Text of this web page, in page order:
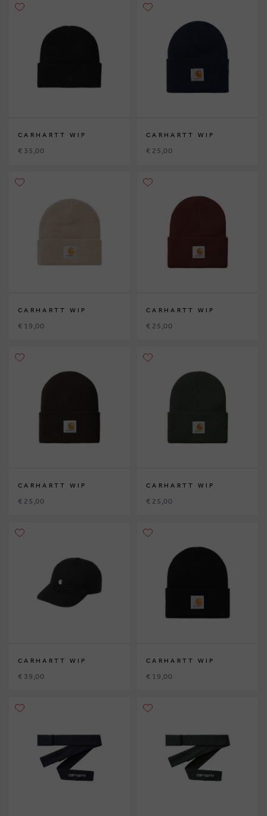
CARHARTT WIP
€ 35,00
CARHARTT WIP
€ 25,00
CARHARTT WIP
€ 19,00
CARHARTT WIP
€ 25,00
CARHARTT WIP
€ 25,00
CARHARTT WIP
€ 25,00
CARHARTT WIP
€ 39,00
CARHARTT WIP
€ 19,00